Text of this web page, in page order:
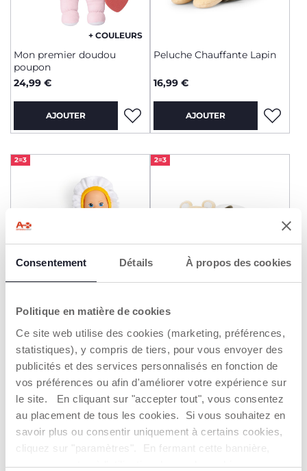
Consentement Détails À propos des cookies
Politique en matière de cookies
Ce site web utilise des cookies (marketing, préférences,
statistiques), y compris de tiers, pour vous envoyer des
publicités et des services personnalisés en fonction de
vos préférences ou afin d'améliorer votre expérience sur
le site. En cliquant sur "accepter tout", vous consentez
au placement de tous les cookies. Si vous souhaitez en
savoir plus ou consentir uniquement à certains cookies,
cliquez sur "paramètres". En fermant cette bannière,
vous consentez à l'utilisation des seuls cookies
+ COULEURS
Mon premier doudou
poupon
24,99 €
AJOUTER
Peluche Chauffante Lapin
16,99 €
AJOUTER
2=3
Ma petite poupée Fleur
14,99 €
2=3
Peluche Chauffante Ourson
16,99 €
2=3 2=3